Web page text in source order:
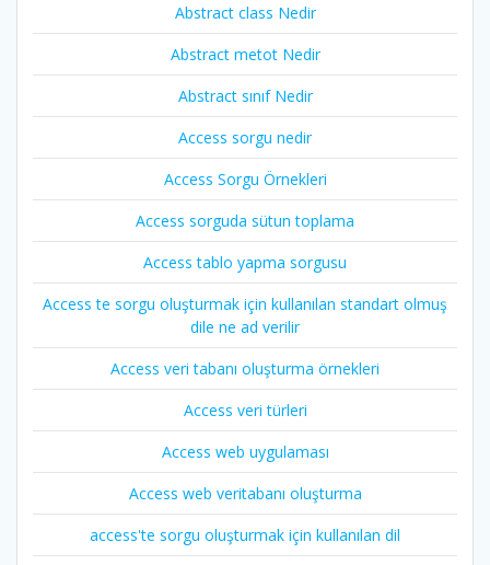
Abstract class Nedir
Abstract metot Nedir
Abstract sınıf Nedir
Access sorgu nedir
Access Sorgu Örnekleri
Access sorguda sütun toplama
Access tablo yapma sorgusu
Access te sorgu oluşturmak için kullanılan standart olmuş
dile ne ad verilir
Access veri tabanı oluşturma örnekleri
Access veri türleri
Access web uygulaması
Access web veritabanı oluşturma
access'te sorgu oluşturmak için kullanılan dil